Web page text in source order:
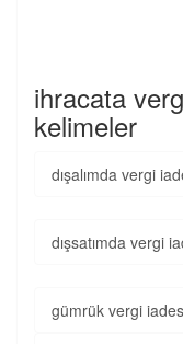
ihracata
kelimeler
dışalımda vergi
dışsatımda vergi
gümrük vergi